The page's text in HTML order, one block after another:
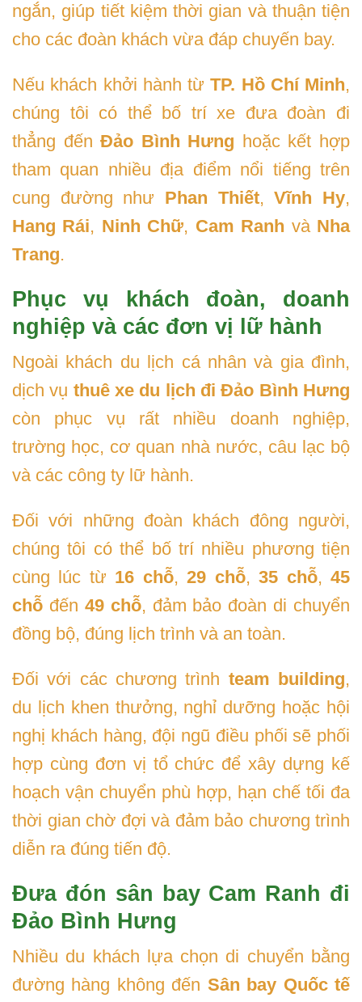
ngắn, giúp tiết kiệm thời gian và thuận tiện
cho các đoàn khách vừa đáp chuyến bay.
Nếu khách khởi hành từTP. Hồ Chí Minh,
chúng tôi có thể bố trí xe đưa đoàn đi
thẳng đếnĐảo Bình Hưng hoặc kết hợp
tham quan nhiều địa điểm nổi tiếng trên
cung đường như Phan Thiết,Vĩnh Hy,
Hang Rái, Ninh Chữ, Cam Ranh và Nha
Trang.
Phục vụ khách đoàn, doanh
nghiệp và các đơn vị lữ hành
Ngoài khách du lịch cá nhân và gia đình,
dịch vụ thuê xe du lịch đi Đảo Bình Hưng
còn phục vụ rất nhiều doanh nghiệp,
trường học, cơ quan nhà nước, câu lạc bộ
và các công ty lữ hành.
Đối với những đoàn khách đông người,
chúng tôi có thể bố trí nhiều phương tiện
cùng lúc từ 16 chỗ,29 chỗ,35 chỗ,45
chỗ đến 49 chỗ, đảm bảo đoàn di chuyển
đồng bộ, đúng lịch trình và an toàn.
Đối với các chương trình team building,
du lịch khen thưởng, nghỉ dưỡng hoặc hội
nghị khách hàng, đội ngũ điều phối sẽ phối
hợp cùng đơn vị tổ chức để xây dựng kế
hoạch vận chuyển phù hợp, hạn chế tối đa
thời gian chờ đợi và đảm bảo chương trình
diễn ra đúng tiến độ.
Đưa đón sân bay Cam Ranh đi
Đảo Bình Hưng
Nhiều du khách lựa chọn di chuyển bằng
đường hàng không đến Sân bay Quốc tế